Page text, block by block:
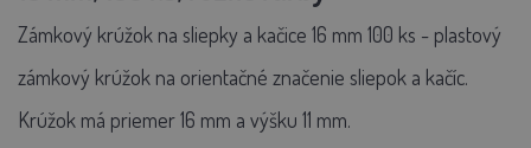
Zámkový krúžok na sliepky a kačice 16 mm 100 ks - plastový
zámkový krúžok na orientačné značenie sliepok a kačíc.
Krúžok má priemer 16 mm a výšku 11 mm.